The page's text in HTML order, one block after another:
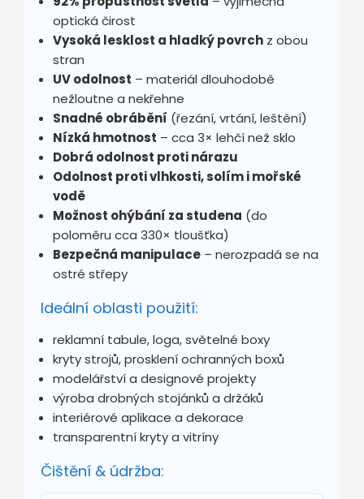
optická čirost
Vysoká lesklost a hladký povrch z obou
stran
UV odolnost – materiál dlouhodobě
nežloutne a nekřehne
Snadné obrábění (řezání, vrtání, leštění)
Nízká hmotnost – cca 3× lehčí než sklo
Dobrá odolnost proti nárazu
Odolnost proti vlhkosti, solím i mořské
vodě
Možnost ohýbání za studena (do
poloměru cca 330× tloušťka)
Bezpečná manipulace – nerozpadá se na
ostré střepy
Ideální oblasti použití:
reklamní tabule, loga, světelné boxy
kryty strojů, prosklení ochranných boxů
modelářství a designové projekty
výroba drobných stojánků a držáků
interiérové aplikace a dekorace
transparentní kryty a vitríny
Čištění & údržba: